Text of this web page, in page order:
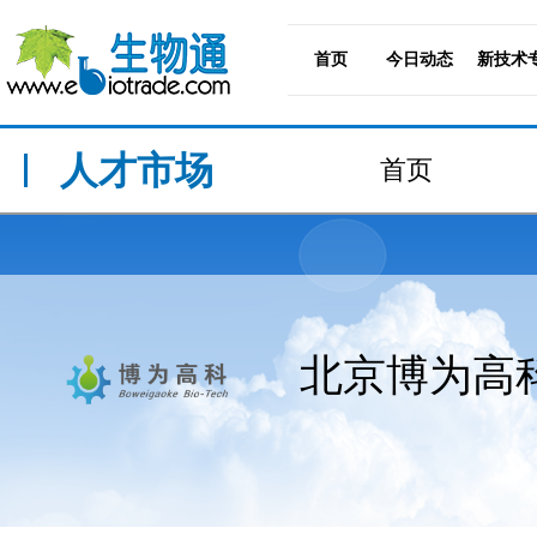
首页 今日动态 新技术
人才市场 首页
北京博为高